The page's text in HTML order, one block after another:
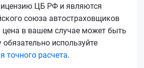
ЦБ РФ и являются
союза автостраховщиков
цена в вашем случае может быть
используйте
точного расчета.